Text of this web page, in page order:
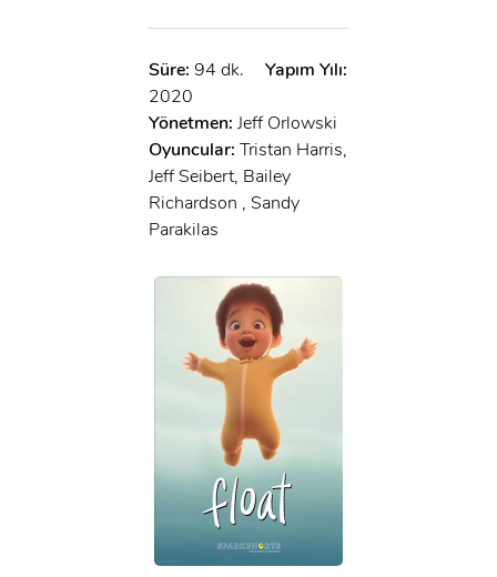
Süre: 94 dk.
Yapım Yılı:
2020
Yönetmen: Jeff Orlowski
Oyuncular: Tristan Harris,
Jeff Seibert, Bailey
Richardson , Sandy
Parakilas